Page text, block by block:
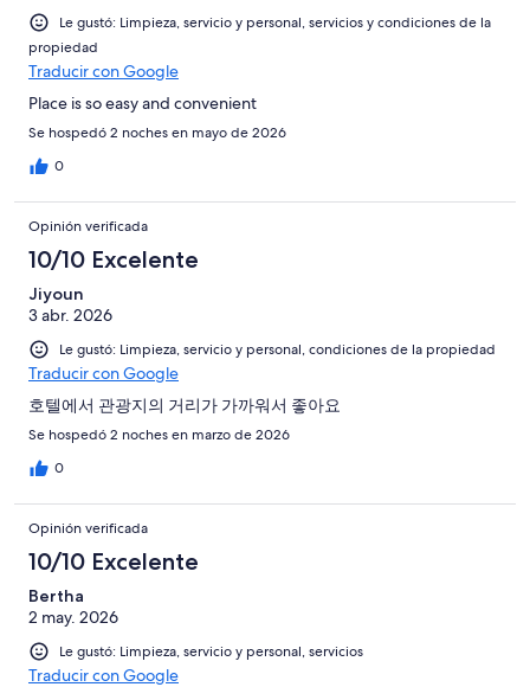
Le gustó: Limpieza, servicio y personal, servicios y condiciones de la
propiedad
Traducir con Google
Place is so easy and convenient
Se hospedó 2 noches en mayo de 2026
0
Opinión verificada
10/10 Excelente
Jiyoun
3 abr. 2026
Le gustó: Limpieza, servicio y personal, condiciones de la propiedad
Traducir con Google
호텔에서 관광지의 거리가 가까워서 좋아요
Se hospedó 2 noches en marzo de 2026
0
Opinión verificada
10/10 Excelente
Bertha
2 may. 2026
Le gustó: Limpieza, servicio y personal, servicios
Traducir con Google